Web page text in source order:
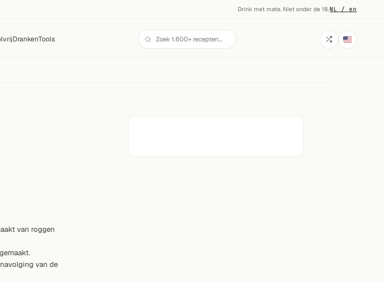
Drink met mate. Niet onder de 18.·NL / en
DrankenTools
van roggen
van de